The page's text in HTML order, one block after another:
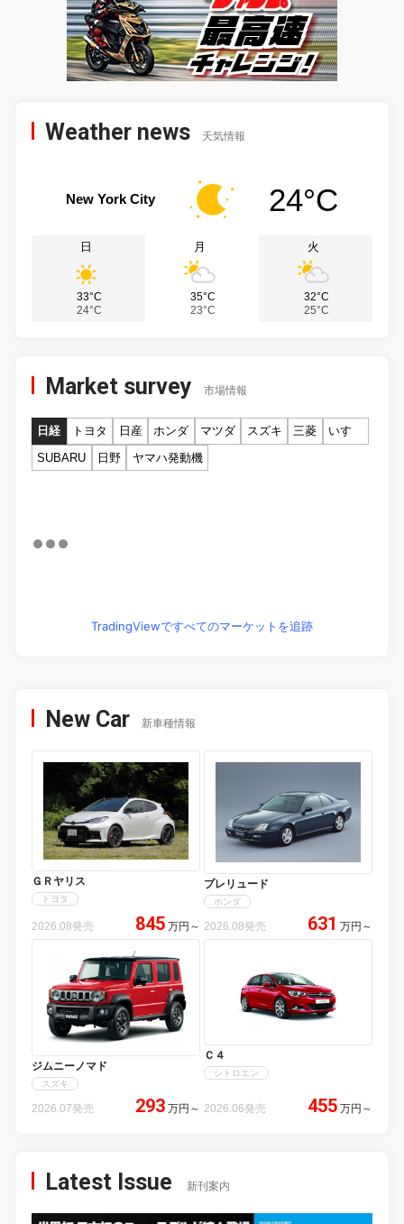
Weather news 天気情報
New York City 24°C
日
33°C
24°C
月
35°C
23°C
火
32°C
25°C
Market survey 市場情報
日経 トヨタ 日産 ホンダ マツダ スズキ 三菱
いすゞ
SUBARU
日野 ヤマハ発動機
TradingViewですべてのマーケットを追跡
New Car 新車種情報
ＧＲヤリス
トヨタ
2026.08発売 845 万円 ～
プレリュード
ホンダ
2026.08発売 631 万円 ～
ジムニーノマド
スズキ
2026.07発売 293 万円 ～
Ｃ４
シトロエン
2026.06発売 455 万円 ～
Latest Issue 新刊案内